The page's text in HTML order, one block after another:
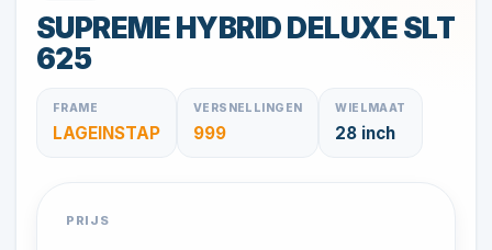
SUPREME HYBRID DELUXE SLT
625
FRAME
LAGEINSTAP
VERSNELLINGEN
999
WIELMAAT
28 inch
PRIJS